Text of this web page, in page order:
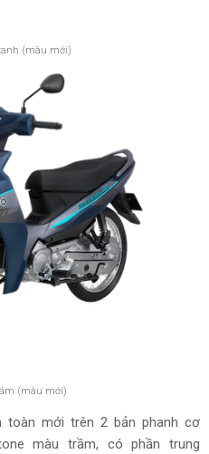
(màu mới)
(màu mới)
toàn mới trên 2 bản phanh cơ
màu trầm, có phần trung